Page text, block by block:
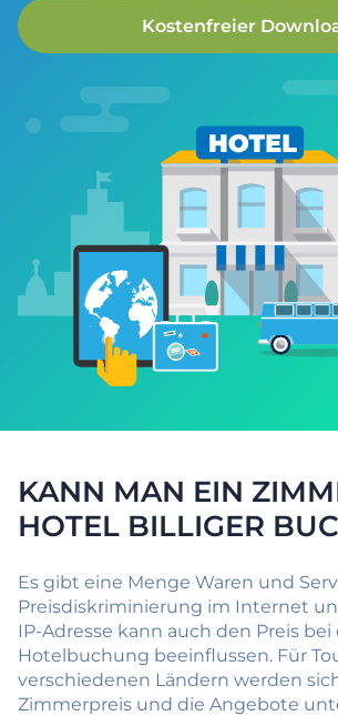
Kostenfreier
KANN MAN EIN
HOTEL BILLIGER
Es gibt eine Menge Waren und
Preisdiskriminierung im Internet
IP-Adresse kann auch den Preis bei
Hotelbuchung beeinflussen. Für
verschiedenen Ländern werden
Zimmerpreis und die Angebote